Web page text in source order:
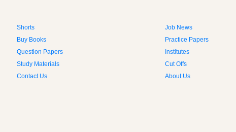
Shorts Job News
Buy Books
Practice Papers
Question Papers
Institutes
Study Materials
Cut Offs
Contact Us
About Us